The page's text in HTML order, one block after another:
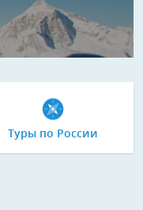
Туры по России